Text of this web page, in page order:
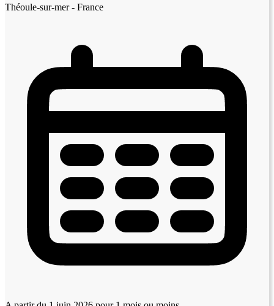
Théoule-sur-mer - France